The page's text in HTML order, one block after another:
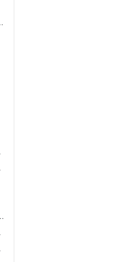
元而非美元
+增持回购 队伍越...